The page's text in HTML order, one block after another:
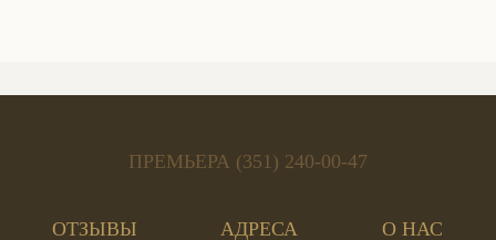
ПРЕМЬЕРА (351) 240-00-47
ОТЗЫВЫ
АДРЕСА
О НАС